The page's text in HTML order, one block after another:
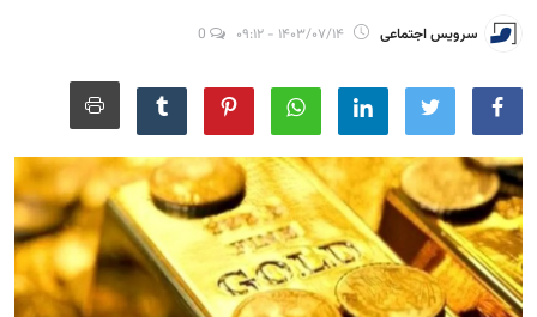
جامعه
مجله
عکس
فیلم
سرویس اجتماعی ۱۴۰۳/۰۷/۱۴ - ۰۹:۱۲